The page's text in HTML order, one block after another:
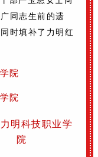
同志生前的遗
时填补了力明红